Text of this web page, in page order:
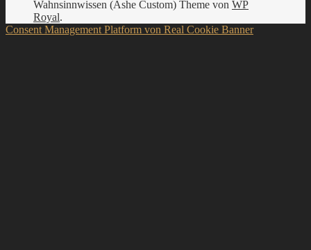
Wahnsinnwissen (Ashe Custom) Theme von WP
Royal.
Consent Management Platform von Real Cookie Banner